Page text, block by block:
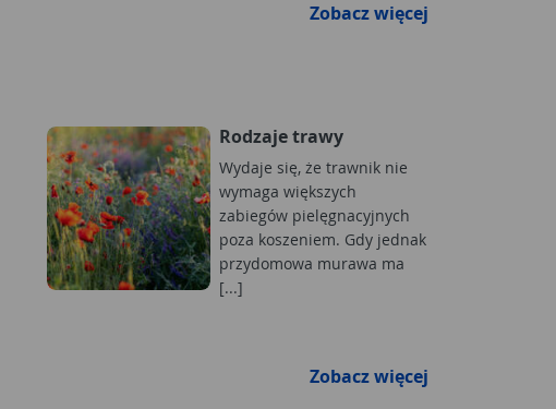
Zobacz więcej
Rodzaje trawy
Wydaje się, że trawnik nie
wymaga większych
zabiegów pielęgnacyjnych
poza koszeniem. Gdy jednak
przydomowa murawa ma
[...]
Zobacz więcej